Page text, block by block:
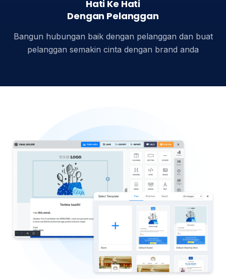
Hati Ke Hati
Dengan Pelanggan
Bangun hubungan baik dengan pelanggan dan buat
pelanggan semakin cinta dengan brand anda